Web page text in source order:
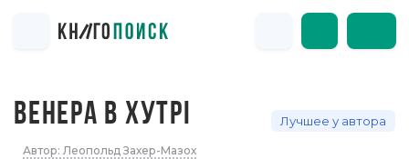
ВЕНЕРА В ХУТРІ Лучшее у автора
Автор: Леопольд Захер-Мазох